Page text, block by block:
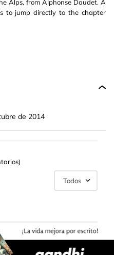
Alps, from Alphonse Daudet. A
to jump directly to the chapter
de 2014
Todos